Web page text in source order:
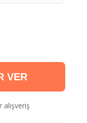
VER
alışveriş